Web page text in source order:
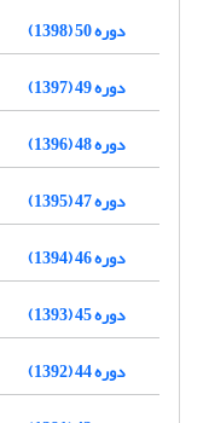
دوره 50 (1398)
دوره 49 (1397)
دوره 48 (1396)
دوره 47 (1395)
دوره 46 (1394)
دوره 45 (1393)
دوره 44 (1392)